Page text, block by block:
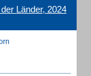
Länder, 2024